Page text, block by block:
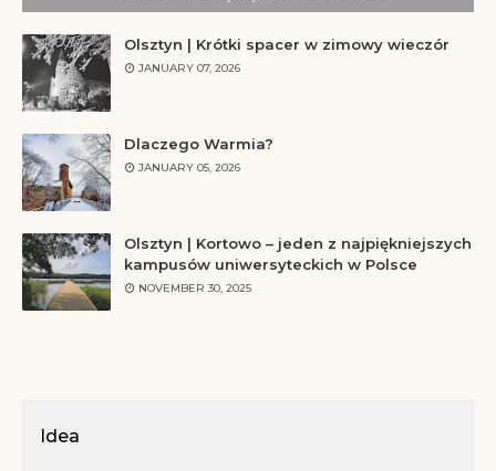
Olsztyn | Krótki spacer w zimowy wieczór
JANUARY 07, 2026
Dlaczego Warmia?
JANUARY 05, 2026
Olsztyn | Kortowo – jeden z najpiękniejszych
kampusów uniwersyteckich w Polsce
NOVEMBER 30, 2025
Idea